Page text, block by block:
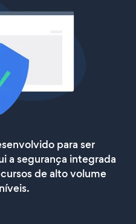
para ser
a segurança integrada
de alto volume